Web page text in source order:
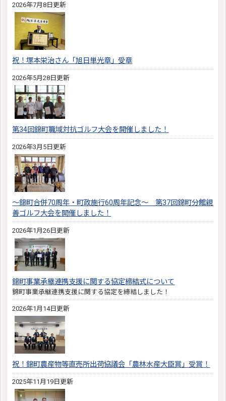
2026年7月8日更新
祝！塚本栄治さん「旭日単光章」受章
2026年5月28日更新
第34回錦町職域対抗ゴルフ大会を開催しました！
2026年3月5日更新
～錦町合併70周年・町政施行60周年記念～ 第37回錦町分館親
善ゴルフ大会を開催しました！
2026年1月26日更新
錦町事業承継連携支援に関する協定締結式について
錦町事業承継連携支援に関する協定を締結しました！
2026年1月14日更新
祝！錦町農産物等直売所出荷協議会「農林水産大臣賞」受賞！
2025年11月19日更新